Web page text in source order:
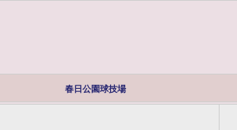
春日公園球技場